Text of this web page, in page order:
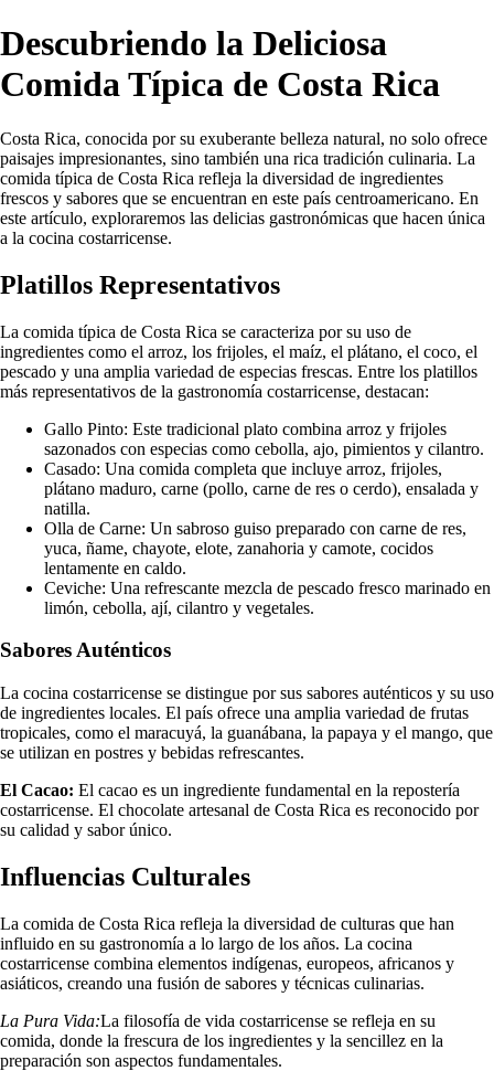
Descubriendo la Deliciosa
Comida Típica de Costa Rica
Costa Rica, conocida por su exuberante belleza natural, no solo ofrece
paisajes impresionantes, sino también una rica tradición culinaria. La
comida típica de Costa Rica refleja la diversidad de ingredientes
frescos y sabores que se encuentran en este país centroamericano. En
este artículo, exploraremos las delicias gastronómicas que hacen única
a la cocina costarricense.
Platillos Representativos
La comida típica de Costa Rica se caracteriza por su uso de
ingredientes como el arroz, los frijoles, el maíz, el plátano, el coco, el
pescado y una amplia variedad de especias frescas. Entre los platillos
más representativos de la gastronomía costarricense, destacan:
Gallo Pinto: Este tradicional plato combina arroz y frijoles
sazonados con especias como cebolla, ajo, pimientos y cilantro.
Casado: Una comida completa que incluye arroz, frijoles,
plátano maduro, carne (pollo, carne de res o cerdo), ensalada y
natilla.
Olla de Carne: Un sabroso guiso preparado con carne de res,
yuca, ñame, chayote, elote, zanahoria y camote, cocidos
lentamente en caldo.
Ceviche: Una refrescante mezcla de pescado fresco marinado en
limón, cebolla, ají, cilantro y vegetales.
Sabores Auténticos
La cocina costarricense se distingue por sus sabores auténticos y su uso
de ingredientes locales. El país ofrece una amplia variedad de frutas
tropicales, como el maracuyá, la guanábana, la papaya y el mango, que
se utilizan en postres y bebidas refrescantes.
El Cacao: El cacao es un ingrediente fundamental en la repostería
costarricense. El chocolate artesanal de Costa Rica es reconocido por
su calidad y sabor único.
Influencias Culturales
La comida de Costa Rica refleja la diversidad de culturas que han
influido en su gastronomía a lo largo de los años. La cocina
costarricense combina elementos indígenas, europeos, africanos y
asiáticos, creando una fusión de sabores y técnicas culinarias.
La Pura Vida:La filosofía de vida costarricense se refleja en su
comida, donde la frescura de los ingredientes y la sencillez en la
preparación son aspectos fundamentales.